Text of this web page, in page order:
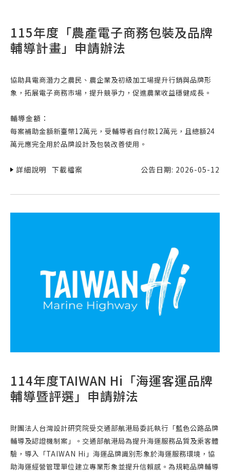
115年度「農產電子商務包裝及品牌
輔導計畫」申請辦法
協助具電商潛力之農民、農企業及初級加工場提升行銷與品牌形
象，拓展電子商務市場，提升競爭力，促進農業收益穩健成長。
輔導金額：
每案補助金額新臺幣12萬元，受輔導者自付款12萬元，且總額24
萬元應完全用於品牌設計及包裝改善使用。
詳細說明 下載檔案 公告日期: 2026-05-12
114年度TAIWAN Hi「海運客運品牌
輔導暨評選」申請辦法
財團法人台灣設計研究院受交通部航港局委託執行「藍色公路品牌
輔導及認證機制案」。交通部航港局為提升海運服務品質及乘客體
驗，導入「TAIWAN Hi」海運品牌識別形象於海運服務環境，協
助海運經營管理單位建立專業形象並提升信賴感。為規範品牌輔導